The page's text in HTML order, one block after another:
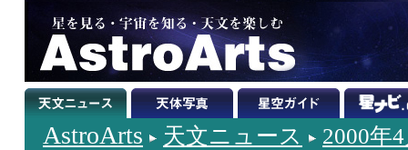
AstroArts 天文ニュース 2000年